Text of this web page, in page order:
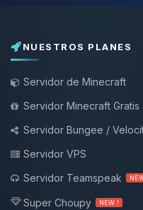
NUESTROS PLANES
Servidor de Minecraft
Servidor Minecraft Gratis
Servidor Bungee /
Servidor VPS
Servidor Teamspeak
Super Choupy NEW !